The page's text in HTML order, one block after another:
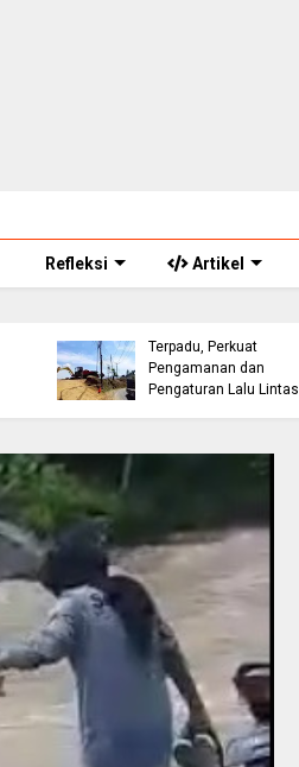
Refleksi Artikel
Terpadu, Perkuat
Pengamanan dan
Pengaturan Lalu Lintas